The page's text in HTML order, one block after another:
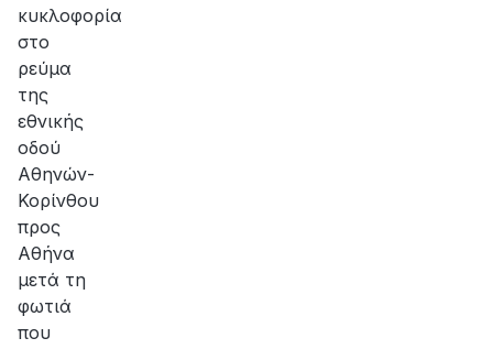
κυκλοφορία
στο
ρεύμα
της
εθνικής
οδού
Αθηνών-
Κορίνθου
προς
Αθήνα
μετά τη
φωτιά
που